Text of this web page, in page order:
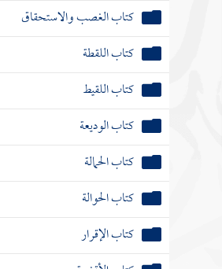
كتاب الغصب والاستحقاق
كتاب اللقطة
كتاب اللقيط
كتاب الوديعة
كتاب الحمالة
كتاب الحوالة
كتاب الإقرار